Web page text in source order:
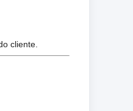
cliente.